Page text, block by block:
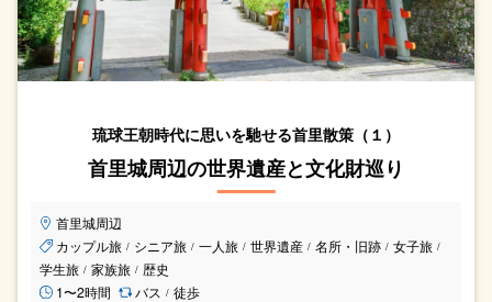
琉球王朝時代に思いを馳せる首里散策（１）
首里城周辺の世界遺産と文化財巡り
首里城周辺
カップル旅 / シニア旅 / 一人旅 / 世界遺産 / 名所・旧跡 / 女子旅 /
学生旅 / 家族旅 / 歴史
1〜2時間
バス / 徒歩